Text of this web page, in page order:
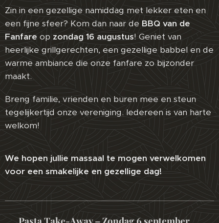
Zin in een gezellige namiddag met lekker eten en
een fijne sfeer? Kom dan naar de BBQ van de
Fanfare op zondag 16 augustus! Geniet van
heerlijke grillgerechten, een gezellige babbel en de
warme ambiance die onze fanfare zo bijzonder
maakt.
Breng familie, vrienden en buren mee en steun
tegelijkertijd onze vereniging. Iedereen is van harte
welkom!
We hopen jullie massaal te mogen verwelkomen
voor een smakelijke en gezellige dag! 🎶🍖